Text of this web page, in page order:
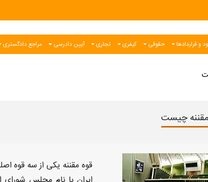
و قراردادها حقوقی کیفری تجاری آیین دادرسی مراجع دادگستری
چیست
قوه مقننه یکی از سه قوه